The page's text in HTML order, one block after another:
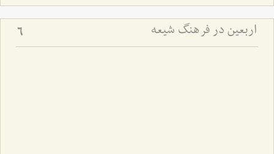
اربعین در فرهنگ شیعه 6